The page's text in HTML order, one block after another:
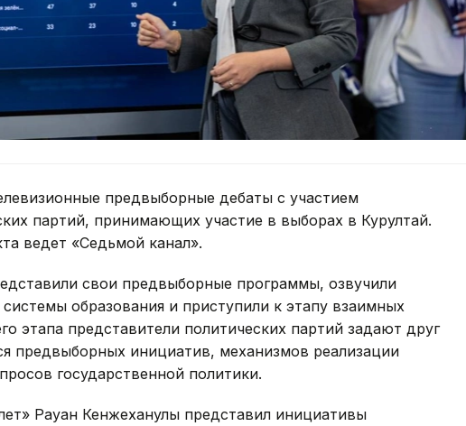
предвыборные дебаты с участием
партий, принимающих участие в выборах в Курултай.
ведет «Седьмой канал».
свои предвыборные программы, озвучили
образования и приступили к этапу взаимных
этапа представители политических партий задают друг
предвыборных инициатив, механизмов реализации
государственной политики.
Рауан Кенжеханулы представил инициативы